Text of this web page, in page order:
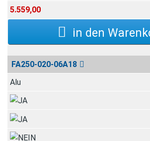
5.559,00
FA250-020-06A18
Alu